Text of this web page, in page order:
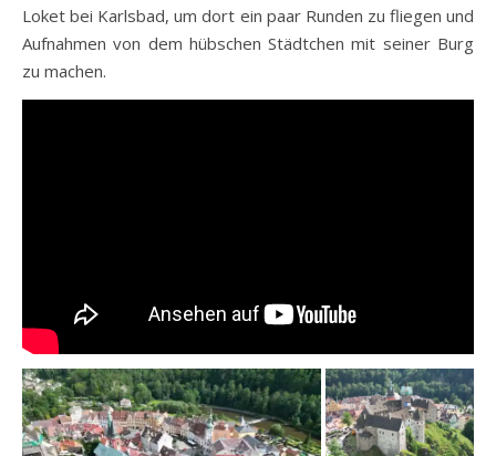
Loket bei Karlsbad, um dort ein paar Runden zu fliegen und
Aufnahmen von dem hübschen Städtchen mit seiner Burg
zu machen.